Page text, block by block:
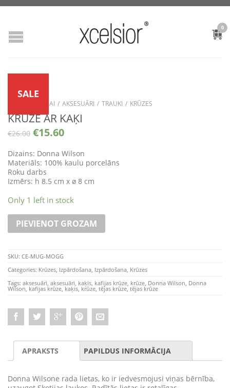
0
SALE
MĀJAI / AKSESUĀRI / TRAUKI / KRŪZES
KRŪZE AR KAĶI
€26.00 €15.60
Dizains: Donna Wilson
Materiāls: 100% kaulu porcelāns
Roku darbs
Izmērs: h 8.5 cm x ø 8 cm
Only 1 left in stock
PIEVIENOT GROZAM
SKU: CE-MUG-MOGG
Categories: Krūzes Izpārdošana Izpārdošana Krūzes
Tags: aksesuāri aksesuāri kaķis kafijas krūze krūze Donna Wilson Donna
Wilson kafijas krūze kaķis krūze tējas krūze, tējas krūze
APRAKSTS PAPILDUS INFORMĀCIJA
Donna Wilsone rada lietas, ko ir iedvesmojusi viņas bērnība,